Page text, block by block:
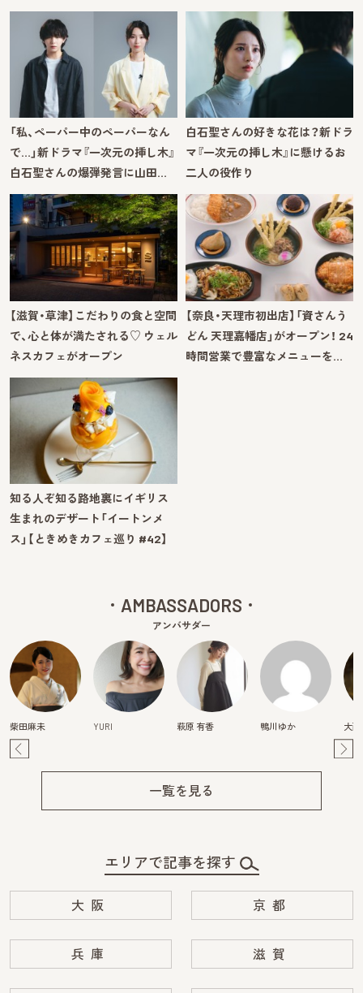
「私、ペーパー中のペーパーなん
で…」新ドラマ『一次元の挿し木』
白石聖さんの爆弾発言に山田…
白石聖さんの好きな花は？新ドラ
マ『一次元の挿し木』に懸けるお
二人の役作り
【滋賀・草津】こだわりの食と空間
で、心と体が満たされる♡ ウェル
ネスカフェがオープン
【奈良・天理市初出店】「資さんう
どん 天理嘉幡店」がオープン！ 24
時間営業で豊富なメニューを…
知る人ぞ知る路地裏にイギリス
生まれのデザート「イートンメ
ス」【ときめきカフェ巡り #42】
AMBASSADORS
アンバサダー
柴田麻未 YURI 萩原 有香 鴨川ゆか 大
一覧を見る
エリアで記事を探す
大阪 京都
兵庫 滋賀